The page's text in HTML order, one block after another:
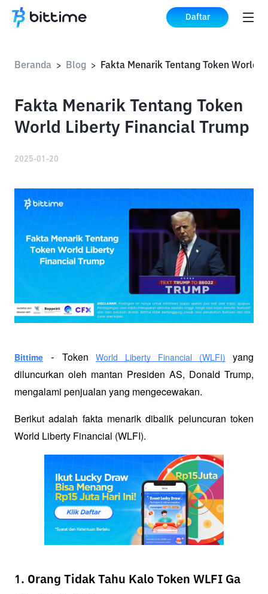
Daftar
Beranda > Blog >
Fakta Menarik Tentang Token
World Liberty Financial Trump
2025-01-20
Bittime - Token World Liberty Financial (WLFI)
yang
diluncurkan oleh mantan Presiden AS, Donald Trump,
mengalami penjualan yang mengecewakan.
Berikut adalah fakta menarik dibalik peluncuran token
World Liberty Financial (WLFI).
1. Orang Tidak Tahu Kalo Token WLFI Ga